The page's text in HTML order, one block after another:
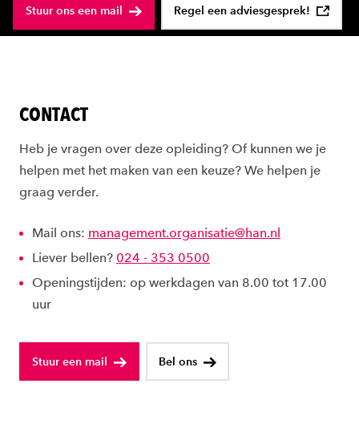
Stuur ons een mail Regel een adviesgesprek!
CONTACT
Heb je vragen over deze opleiding? Of kunnen we je
helpen met het maken van een keuze? We helpen je
graag verder.
Mail ons: management.organisatie@han.nl
Liever bellen? 024 - 353 0500
Openingstijden: op werkdagen van 8.00 tot 17.00
uur
Stuur een mail Bel ons